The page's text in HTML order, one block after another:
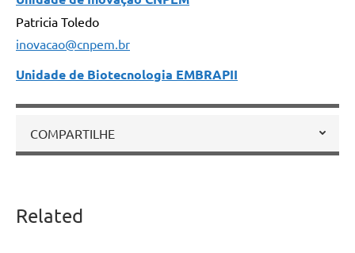
Patricia Toledo
inovacao@cnpem.br
Unidade de Biotecnologia EMBRAPII
COMPARTILHE
Related